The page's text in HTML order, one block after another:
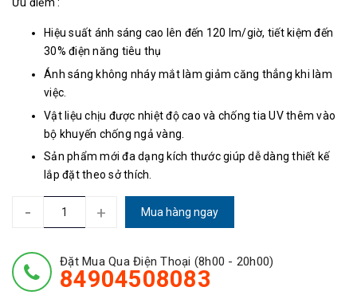
Ưu điểm :
Hiệu suất ánh sáng cao lên đến 120 lm/giờ, tiết kiệm đến
30% điện năng tiêu thụ
Ánh sáng không nháy mắt làm giảm căng thẳng khi làm
việc.
Vật liệu chịu được nhiệt độ cao và chống tia UV thêm vào
bộ khuyến chống ngả vàng.
Sản phẩm mới đa dạng kích thước giúp dễ dàng thiết kế
lắp đặt theo sở thích.
- + Mua hàng ngay
Đặt Mua Qua Điện Thoại (8h00 - 20h00)
84904508083